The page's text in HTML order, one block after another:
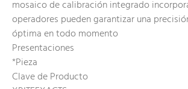
mosaico de calibración integrado
operadores pueden garantizar una
óptima en todo momento
Presentaciones
*Pieza
Clave de Producto